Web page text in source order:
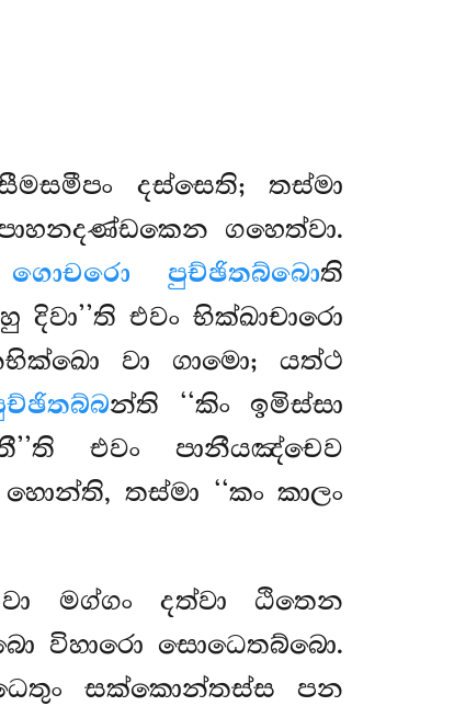
දස්සෙති; තස්මා
ගහෙත්වා.
ගොචරො පුච්ඡිතබ්බොති
එවං භික්ඛාචාරො
වා ගාමො; යත්ථ
න්ති ‘‘කිං ඉමිස්සා
එවං පානීයඤ්චෙව
තස්මා ‘‘කං කාලං
මග්ගං දත්වා ඨිතෙන
විහාරො සොධෙතබ්බො.
සක්කොන්තස්ස පන